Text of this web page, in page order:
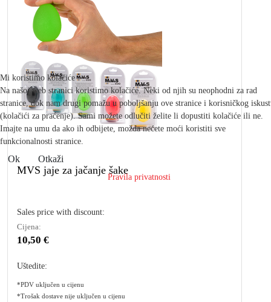
MVS jaje za jačanje šake
Sales price with discount:
Cijena:
10,50 €
Uštedite:
*PDV uključen u cijenu
*Trošak dostave nije uključen u cijenu
Mi koristimo kolačiće
Na našoj web stranici koristimo kolačiće. Neki od njih su neophodni za rad
stranice, dok nam drugi pomažu u poboljšanju ove stranice i korisničkog
(kolačići za praćenje). Sami možete odlučiti želite li dopustiti kolačiće ili ne.
Imajte na umu da ako ih odbijete, možda nećete moći koristiti sve
funkcionalnosti stranice.
Ok Otkaži
Pravila privatnosti